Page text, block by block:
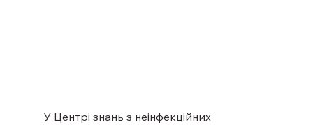
У Центрі знань з неінфекційних